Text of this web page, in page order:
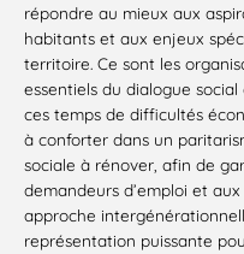
répondre au mieux aux
habitants et aux enjeux
territoire. Ce sont les
essentiels du dialogue
ces temps de difficultés
à conforter dans un
sociale à rénover, afin de
demandeurs d’emploi et
approche
représentation puissante